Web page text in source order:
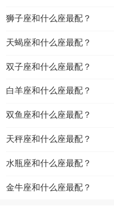
狮子座和什么座最配？
天蝎座和什么座最配？
双子座和什么座最配？
白羊座和什么座最配？
双鱼座和什么座最配？
天秤座和什么座最配？
水瓶座和什么座最配？
金牛座和什么座最配？